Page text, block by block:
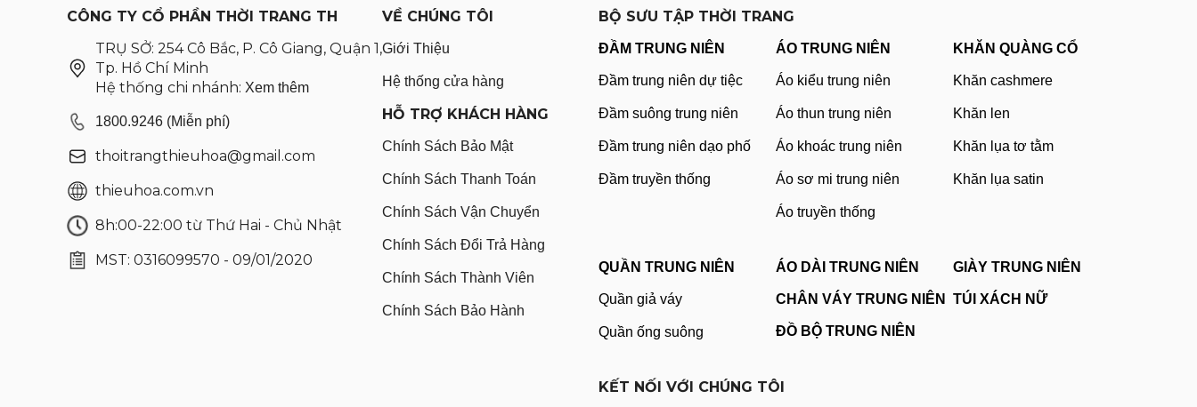
CÔNG TY CỔ PHẦN THỜI TRANG TH
TRỤ SỞ: 254 Cô Bắc, P. Cô Giang, Quận 1,
Tp. Hồ Chí Minh
Hệ thống chi nhánh: Xem thêm
1800.9246 (Miễn phí)
thoitrangthieuhoa@gmail.com
thieuhoa.com.vn
8h:00-22:00 từ Thứ Hai - Chủ Nhật
MST: 0316099570 - 09/01/2020
VỀ CHÚNG TÔI
Giới Thiệu
Hệ thống cửa hàng
HỖ TRỢ KHÁCH HÀNG
Chính Sách Bảo Mật
Chính Sách Thanh Toán
Chính Sách Vận Chuyển
Chính Sách Đổi Trả Hàng
Chính Sách Thành Viên
Chính Sách Bảo Hành
BỘ SƯU TẬP THỜI TRANG
ĐẦM TRUNG NIÊN
Đầm trung niên dự tiệc
Đầm suông trung niên
Đầm trung niên dạo phố
Đầm truyền thống
ÁO TRUNG NIÊN
Áo kiểu trung niên
Áo thun trung niên
Áo khoác trung niên
Áo sơ mi trung niên
Áo truyền thống
KHĂN QUÀNG CỔ
Khăn cashmere
Khăn len
Khăn lụa tơ tằm
Khăn lụa satin
QUẦN TRUNG NIÊN
Quần giả váy
Quần ống suông
ÁO DÀI TRUNG NIÊN
CHÂN VÁY TRUNG NIÊN
ĐỒ BỘ TRUNG NIÊN
GIÀY TRUNG NIÊN
TÚI XÁCH NỮ
KẾT NỐI VỚI CHÚNG TÔI